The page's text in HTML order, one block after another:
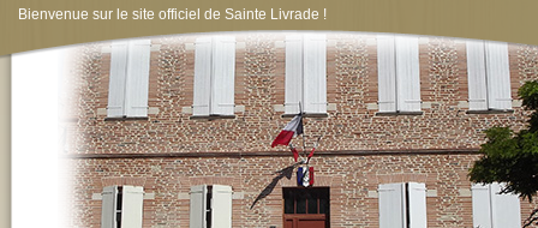
Bienvenue sur le site officiel de Sainte Livrade !